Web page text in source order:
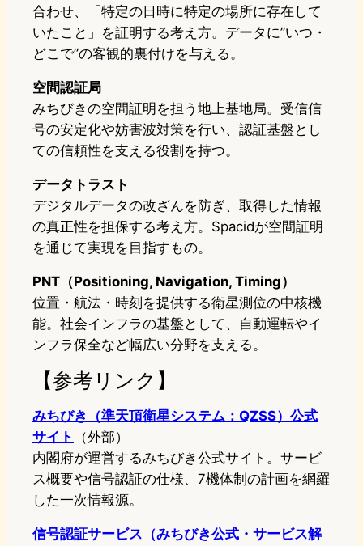
合わせ、「特定の日時に特定の場所に存在して
いたこと」を証明する考え方。データに”いつ・
どこで”の客観的裏付けを与える。
空間認証局
みちびきの空間証明を担う地上基地局。受信信
号の安定化や妨害波対策を行い、認証基盤とし
ての信頼性を支える役割を持つ。
データトラスト
デジタルデータの改ざんを防ぎ、取得した情報
の真正性を担保する考え方。Spacidが空間証明
を通じて実現を目指すもの。
PNT（Positioning, Navigation, Timing）
位置・航法・時刻を提供する衛星測位の中核機
能。社会インフラの基盤として、自動運転やイ
ンフラ保全など幅広い分野を支える。
【参考リンク】
みちびき（準天頂衛星システム：QZSS）公式
サイト
（外部）
内閣府が運営するみちびき公式サイト。サービ
ス概要や信号認証の仕様、7機体制の計画を網羅
した一次情報源。
信号認証サービス（みちびき公式・サービス解